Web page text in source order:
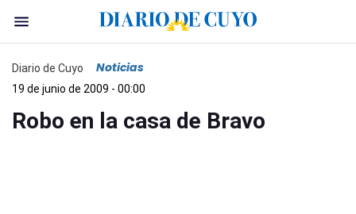
Diario de Cuyo Noticias
19 de junio de 2009 - 00:00
Robo en la casa de Bravo